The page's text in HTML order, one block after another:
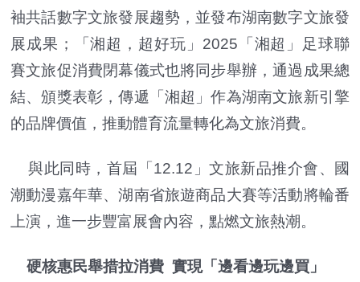
袖共話數字文旅發展趨勢，並發布湖南數字文旅發
展成果；「湘超，超好玩」2025「湘超」足球聯
賽文旅促消費閉幕儀式也將同步舉辦，通過成果總
結、頒獎表彰，傳遞「湘超」作為湖南文旅新引擎
的品牌價值，推動體育流量轉化為文旅消費。
與此同時，首屆「12.12」文旅新品推介會、國
潮動漫嘉年華、湖南省旅遊商品大賽等活動將輪番
上演，進一步豐富展會內容，點燃文旅熱潮。
硬核惠民舉措拉消費 實現「邊看邊玩邊買」